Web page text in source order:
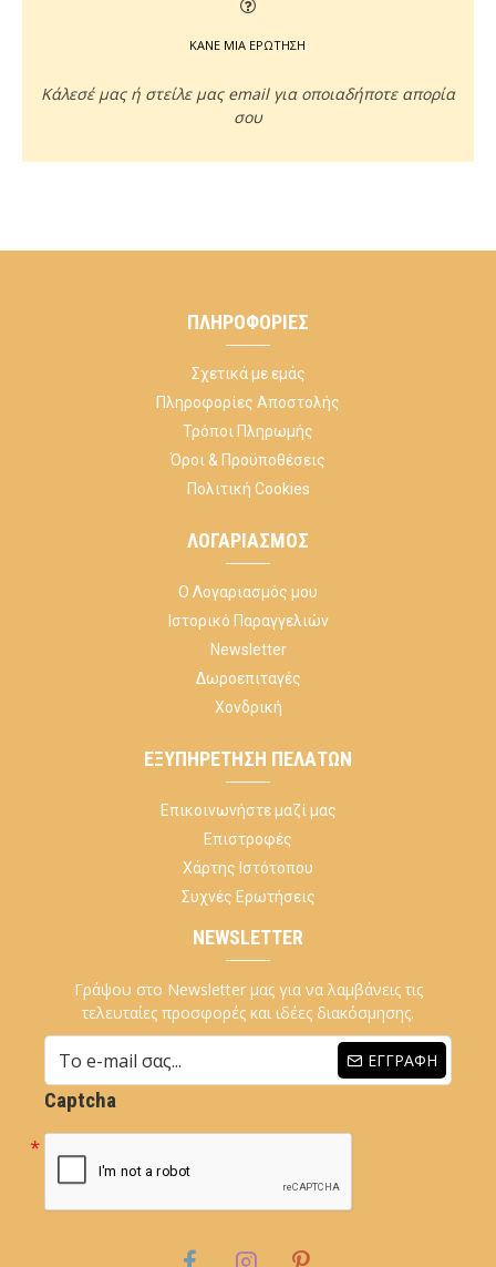
ΚΑΝΕ ΜΙΑ ΕΡΩΤΗΣΗ
Κάλεσέ μας ή στείλε μας email για οποιαδήποτε απορία
σου
ΠΛΗΡΟΦΟΡΊΕΣ
Σχετικά με εμάς
Πληροφορίες Αποστολής
Τρόποι Πληρωμής
Όροι & Προϋποθέσεις
Πολιτική Cookies
ΛΟΓΑΡΙΑΣΜΌΣ
Ο Λογαριασμός μου
Ιστορικό Παραγγελιών
Newsletter
Δωροεπιταγές
Χονδρική
ΕΞΥΠΗΡΈΤΗΣΗ ΠΕΛΑΤΏΝ
Επικοινωνήστε μαζί μας
Επιστροφές
Χάρτης Ιστότοπου
Συχνές Ερωτήσεις
NEWSLETTER
Γράψου στο Newsletter μας για να λαμβάνεις τις
τελευταίες προσφορές και ιδέες διακόσμησης.
ΕΓΓΡΑΦΉ
Captcha